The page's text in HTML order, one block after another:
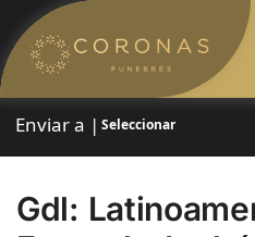
Enviar a | Seleccionar
Gdl: